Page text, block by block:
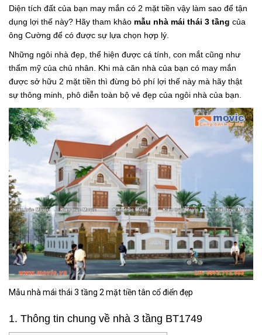
Diện tích đất của bạn may mắn có 2 mặt tiền vậy làm sao để tận
dụng lợi thế này? Hãy tham khảo mẫu nhà mái thái 3 tầng của
ông Cường để có được sự lựa chọn hợp lý.
Những ngôi nhà đẹp, thể hiện được cá tính, con mắt cũng như
thẩm mỹ của chủ nhân. Khi mà căn nhà của bạn có may mắn
được sở hữu 2 mặt tiền thì đừng bỏ phí lợi thế này mà hãy thật
sự thông minh, phô diễn toàn bộ vẻ đẹp của ngôi nhà của bạn.
Mẫu nhà mái thái 3 tầng 2 mặt tiền tân cổ điển đẹp
1. Thông tin chung về nhà 3 tầng BT1749